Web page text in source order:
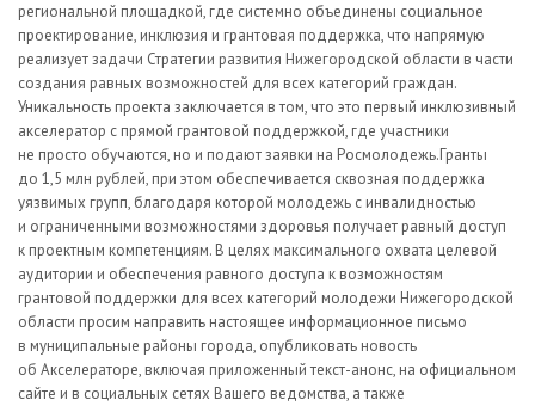
региональной площадкой, где системно объединены социальное
проектирование, инклюзия и грантовая поддержка, что напрямую
реализует задачи Стратегии развития Нижегородской области в части
создания равных возможностей для всех категорий граждан.
Уникальность проекта заключается в том, что это первый инклюзивный
акселератор с прямой грантовой поддержкой, где участники
не просто обучаются, но и подают заявки на Росмолодежь.Гранты
до 1,5 млн рублей, при этом обеспечивается сквозная поддержка
уязвимых групп, благодаря которой молодежь с инвалидностью
и ограниченными возможностями здоровья получает равный доступ
к проектным компетенциям. В целях максимального охвата целевой
аудитории и обеспечения равного доступа к возможностям
грантовой поддержки для всех категорий молодежи Нижегородской
области просим направить настоящее информационное письмо
в муниципальные районы города, опубликовать новость
об Акселераторе, включая приложенный текст-анонс, на официальном
сайте и в социальных сетях Вашего ведомства, а также